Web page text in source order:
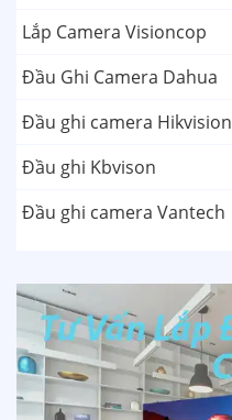
Lắp Camera Visioncop
Đầu Ghi Camera Dahua
Đầu ghi camera Hikvision
Đầu ghi Kbvison
Đầu ghi camera Vantech